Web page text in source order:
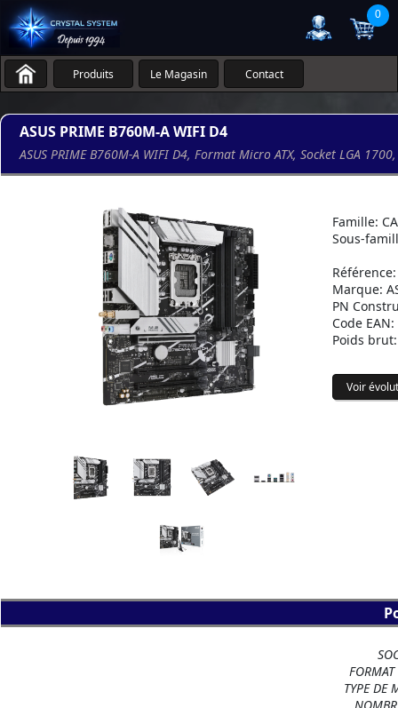
0
Produits Le Magasin Contact
ASUS PRIME B760M-A WIFI D4
ASUS PRIME B760M-A WIFI D4, Format Micro ATX, Socket LGA
Famille:
Sous-
Marque:
PN
Code
Poids
Voir
TYPE DE